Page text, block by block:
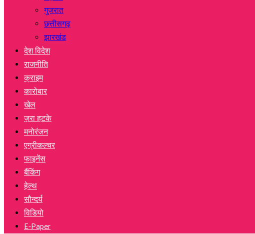
गुजरात
छत्तीसगढ़
झारखंड
देश विदेश
राजनीति
क्राइम
कारोबार
खेल
ज़रा हटके
मनोरंजन
एग्रीकल्चर
फाइनेंस
बैंकिंग
हेल्थ
सौन्दर्य
विडियो
E-Paper